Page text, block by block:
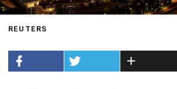
REUTERS